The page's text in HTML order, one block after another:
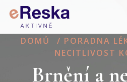
DOMŮ / PORADNA
NECITLIVOST
Brnění a